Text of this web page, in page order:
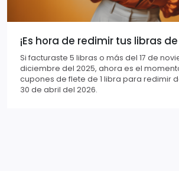
¡Es hora de redimir tus libras
Si facturaste 5 libras o más del 17 de
diciembre del 2025, ahora es el
cupones de flete de 1 libra para redimir
30 de abril del 2026.